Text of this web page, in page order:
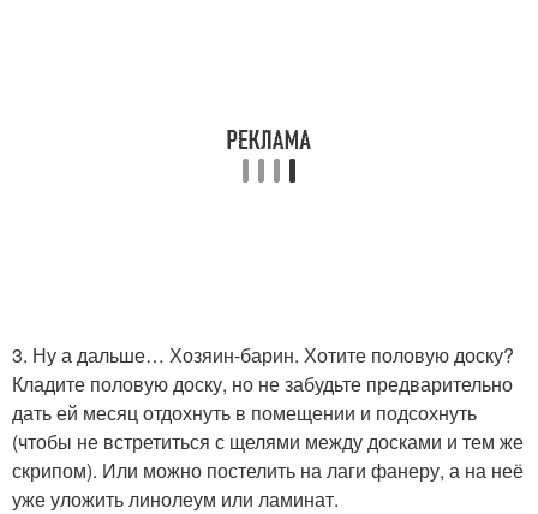
3. Ну а дальше… Хозяин-барин. Хотите половую доску?
Кладите половую доску, но не забудьте предварительно
дать ей месяц отдохнуть в помещении и подсохнуть
(чтобы не встретиться с щелями между досками и тем же
скрипом). Или можно постелить на лаги фанеру, а на неё
уже уложить линолеум или ламинат.